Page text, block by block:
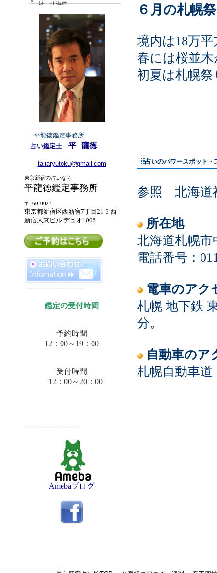
６月の札幌
境内は18万
春には桜並
初夏は札幌
占いのパワースポット・
参照 北海道
所在地
北海道札幌市
電話番号：
電車のアク
札幌 地下鉄
分。
自動車のア
札幌自動車
社 北海道
平龍徳鑑定事務所
占い鑑定士 平 龍徳
tairaryutoku@gmail.com
東京新宿の占いなら
平龍徳鑑定事務所
〒160-0023
東京都新宿区西新宿7丁目21-3 西
新宿大京ビル デュオ1006
------------------------
鑑定の受付時間
予約時間
12：00～19：00
受付時間
12：00～20：00
-----------------------
Amebaブログ